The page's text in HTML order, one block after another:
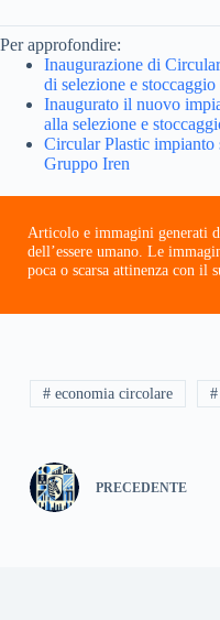
Per approfondire:
Inaugurazione di
di selezione e
Inaugurato il nuovo
alla selezione e
Circular Plastic impianto
Gruppo Iren
Articolo e immagini generati
dell’essere umano. Le
poca o scarsa attinenza con il
# economia circolare
PRECEDENTE